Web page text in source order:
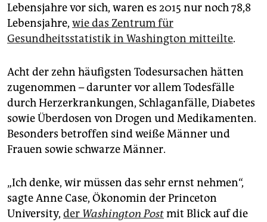
abo
genossenschaft
Lebensjahre vor sich, waren es 2015 nur noch 78,8
Lebensjahre, wie das Zentrum für
Gesundheitsstatistik in Washington mitteilte.
Acht der zehn häufigsten Todesursachen hätten
zugenommen – darunter vor allem Todesfälle
durch Herzerkrankungen, Schlaganfälle, Diabetes
sowie Überdosen von Drogen und Medikamenten.
Besonders betroffen sind weiße Männer und
Frauen sowie schwarze Männer.
„Ich denke, wir müssen das sehr ernst nehmen“,
sagte Anne Case, Ökonomin der Princeton
University, der Washington Postmit Blick auf die